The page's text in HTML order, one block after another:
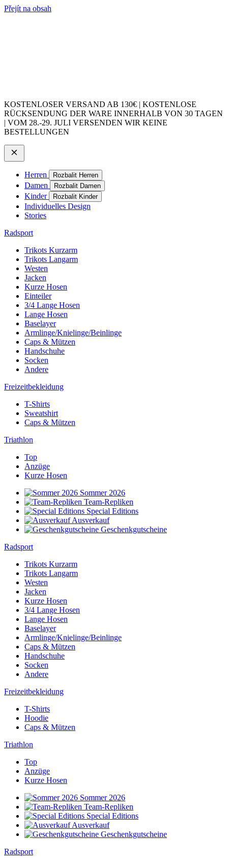
Přejít na obsah
KOSTENLOSER VERSAND AB 130€ | KOSTENLOSE
RÜCKSENDUNG DER WARE INNERHALB VON 30 TAGEN
| VOM 28.-29. JULI VERSENDEN WIR KEINE
BESTELLUNGEN
Herren Rozbalit Herren
Damen Rozbalit Damen
Kinder Rozbalit Kinder
Individuelles Design
Stories
Radsport
Trikots Kurzarm
Trikots Langarm
Westen
Jacken
Kurze Hosen
Einteiler
3/4 Lange Hosen
Lange Hosen
Baselayer
Armlinge/Knielinge/Beinlinge
Caps & Mützen
Handschuhe
Socken
Andere
Freizeitbekleidung
T-Shirts
Sweatshirt
Caps & Mützen
Triathlon
Top
Anzüge
Kurze Hosen
Sommer 2026
Team-Repliken
Special Editions
Ausverkauf
Geschenkgutscheine
Radsport
Trikots Kurzarm
Trikots Langarm
Westen
Jacken
Kurze Hosen
3/4 Lange Hosen
Lange Hosen
Baselayer
Armlinge/Knielinge/Beinlinge
Caps & Mützen
Handschuhe
Socken
Andere
Freizeitbekleidung
T-Shirts
Hoodie
Caps & Mützen
Triathlon
Top
Anzüge
Kurze Hosen
Sommer 2026
Team-Repliken
Special Editions
Ausverkauf
Geschenkgutscheine
Radsport